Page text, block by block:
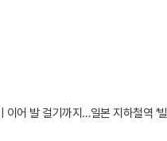
이어 발 걸기까지…일본 지하철역 ‘빌